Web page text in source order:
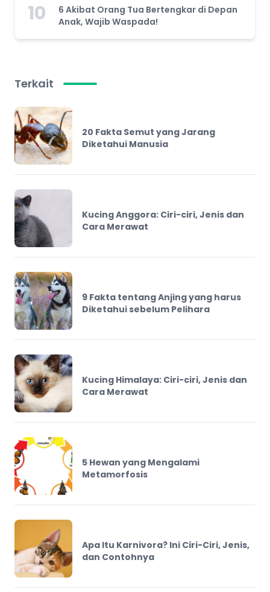
10
6 Akibat Orang Tua Bertengkar di Depan
Anak, Wajib Waspada!
Terkait
20 Fakta Semut yang Jarang
Diketahui Manusia
Kucing Anggora: Ciri-ciri, Jenis dan
Cara Merawat
9 Fakta tentang Anjing yang harus
Diketahui sebelum Pelihara
Kucing Himalaya: Ciri-ciri, Jenis dan
Cara Merawat
5 Hewan yang Mengalami
Metamorfosis
Apa Itu Karnivora? Ini Ciri-Ciri, Jenis,
dan Contohnya